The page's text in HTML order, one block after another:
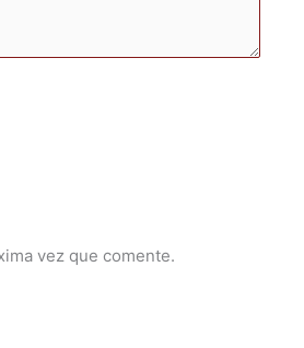
vez que comente.